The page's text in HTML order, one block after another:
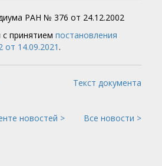
РАН № 376 от 24.12.2002
с принятием постановления
14.09.2021 .
Текст документа
новостей > Все новости >